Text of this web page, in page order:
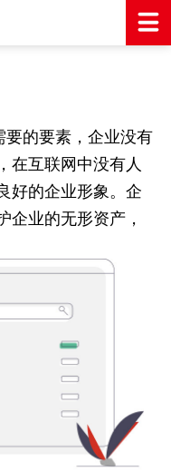
的要素，企业没有
在互联网中没有人
好的企业形象。企
企业的无形资产，